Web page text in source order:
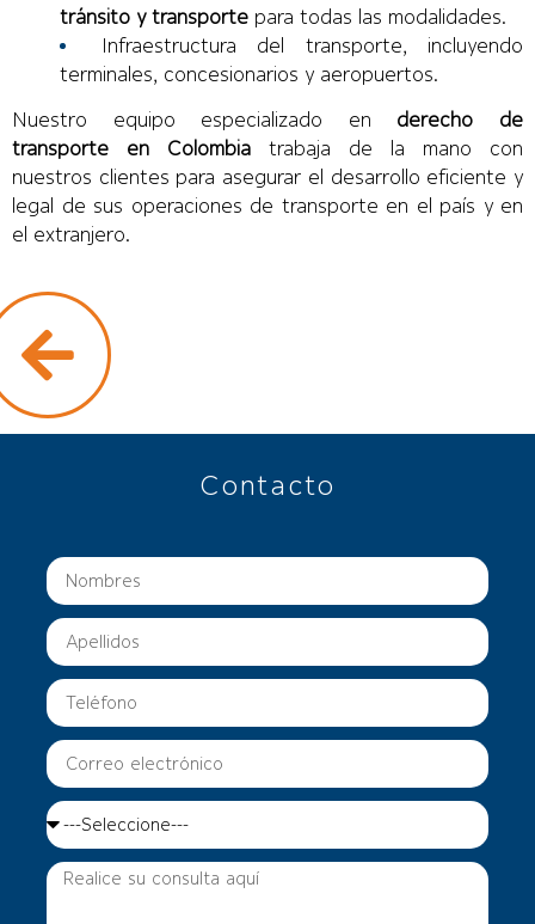
tránsito y transporte para todas las modalidades.
Infraestructura del transporte, incluyendo
terminales, concesionarios y aeropuertos.
Nuestro equipo especializado en derecho de
transporte en Colombia trabaja de la mano con
nuestros clientes para asegurar el desarrollo eficiente y
legal de sus operaciones de transporte en el país y en
el extranjero.
Contacto